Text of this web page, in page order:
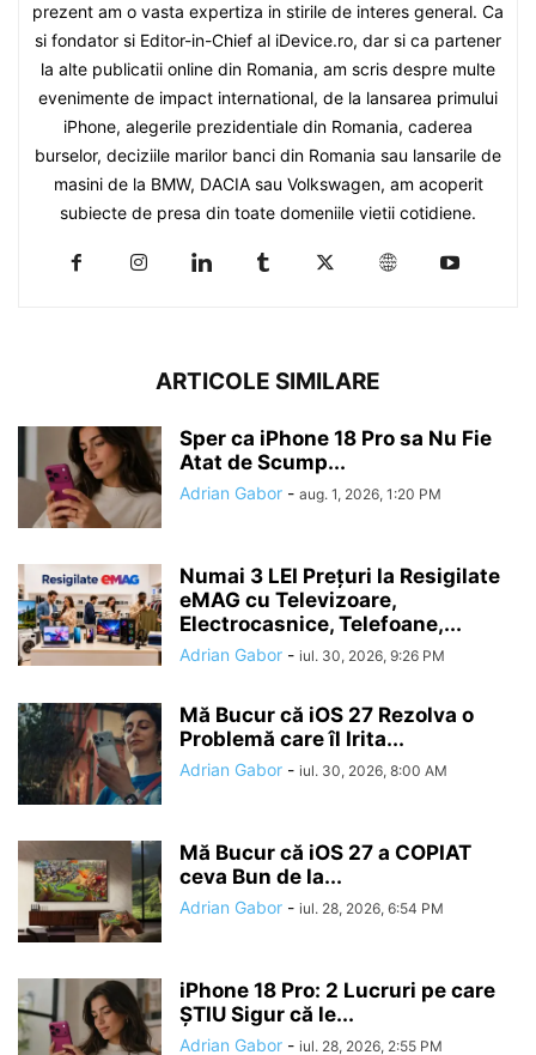
prezent am o vasta expertiza in stirile de interes general. Ca
si fondator si Editor-in-Chief al iDevice.ro, dar si ca partener
la alte publicatii online din Romania, am scris despre multe
evenimente de impact international, de la lansarea primului
iPhone, alegerile prezidentiale din Romania, caderea
burselor, deciziile marilor banci din Romania sau lansarile de
masini de la BMW, DACIA sau Volkswagen, am acoperit
subiecte de presa din toate domeniile vietii cotidiene.
ARTICOLE SIMILARE
Sper ca iPhone 18 Pro sa Nu Fie
Atat de Scump...
Adrian Gabor - aug. 1, 2026, 1:20 PM
Numai 3 LEI Prețuri la Resigilate
eMAG cu Televizoare,
Electrocasnice, Telefoane,...
Adrian Gabor - iul. 30, 2026, 9:26 PM
Mă Bucur că iOS 27 Rezolva o
Problemă care îl Irita...
Adrian Gabor - iul. 30, 2026, 8:00 AM
Mă Bucur că iOS 27 a COPIAT
ceva Bun de la...
Adrian Gabor - iul. 28, 2026, 6:54 PM
iPhone 18 Pro: 2 Lucruri pe care
ȘTIU Sigur că le...
Adrian Gabor - iul. 28, 2026, 2:55 PM